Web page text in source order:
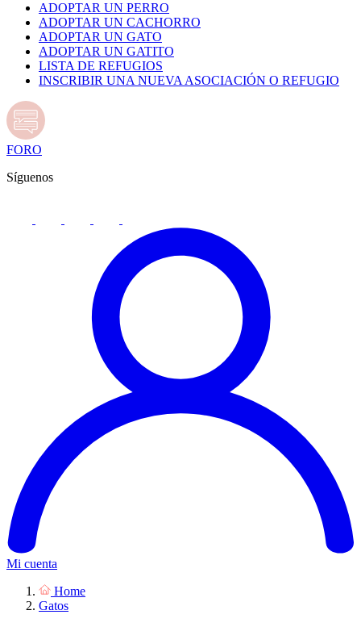
ADOPTAR UN PERRO
ADOPTAR UN CACHORRO
ADOPTAR UN GATO
ADOPTAR UN GATITO
LISTA DE REFUGIOS
INSCRIBIR UNA NUEVA ASOCIACIÓN O REFUGIO
FORO
Síguenos
Mi cuenta
Home
Gatos